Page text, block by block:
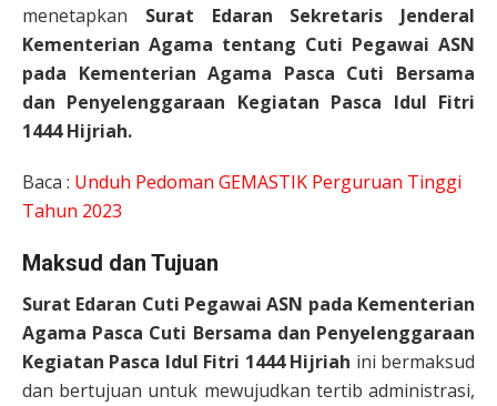
menetapkan Surat Edaran Sekretaris Jenderal
Kementerian Agama tentang Cuti Pegawai ASN
pada Kementerian Agama Pasca Cuti Bersama
dan Penyelenggaraan Kegiatan Pasca Idul Fitri
1444 Hijriah.
Baca : Unduh Pedoman GEMASTIK Perguruan Tinggi
Tahun 2023
Maksud dan Tujuan
Surat Edaran Cuti Pegawai ASN pada Kementerian
Agama Pasca Cuti Bersama dan Penyelenggaraan
Kegiatan Pasca Idul Fitri 1444 Hijriah ini bermaksud
dan bertujuan untuk mewujudkan tertib administrasi,